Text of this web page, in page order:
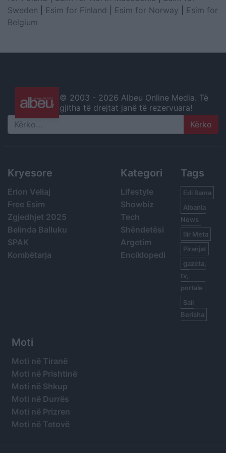
Sweden
Esim for Finland Esim for Norway
Esim for
Belgium
© 2003 - 2026 Albeu Online Media. Të
gjitha të drejtat janë të rezervuara!
Search
Kryesore
Erion Veliaj
Free Esim
Zgjedhjet 2025
Belinda Balluku
SPAK
Kombëtarja
Kategori
Lifestyle
Showbiz
Tech
Shëndetësi
Argetim
Enciklopedi
Tags
Edi Rama
Albania
News
Ilir Meta
Piranjat
gazeta,
tv,
portale
Sali
Berisha
Moti
Moti në Tiranë
Moti në Prishtinë
Moti në Shkup
Moti në Durrës
Moti në Prizren
Moti në Tetovë